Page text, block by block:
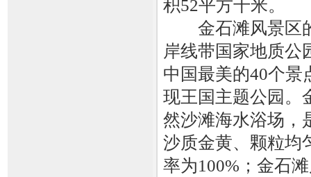
积52平方千米。
金石滩风景区的
岸线带国家地质公
中国最美的40个景
现王国主题公园。
然沙滩海水浴场，
沙质金黄、颗粒均
率为100%；金石